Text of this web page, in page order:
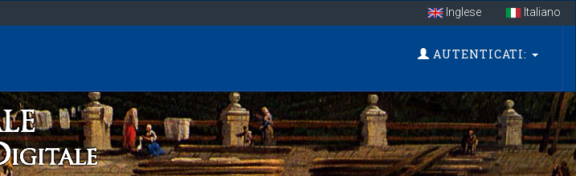
Inglese Italiano
AUTENTICATI: